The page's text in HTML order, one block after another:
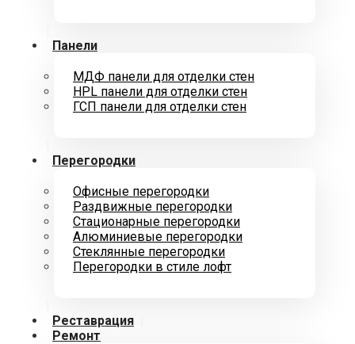
Панели
МДФ панели для отделки стен
HPL панели для отделки стен
ГСП панели для отделки стен
Перегородки
Офисные перегородки
Раздвижные перегородки
Стационарные перегородки
Алюминиевые перегородки
Стеклянные перегородки
Перегородки в стиле лофт
Реставрация
Ремонт